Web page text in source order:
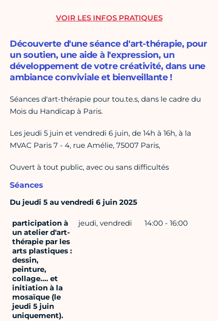
Découverte d'une séance d'art-thérapie, pour
un soutien, une aide à l'expression, un
développement de votre créativité, dans une
ambiance conviviale et bienveillante !
Séances d'art-thérapie pour tou.te.s, dans le cadre du
Mois du Handicap à Paris.
Les jeudi 5 juin et vendredi 6 juin, de 14h à 16h, à la
MVAC Paris 7 - 4, rue Amélie, 75007 Paris,
Ouvert à tout public, avec ou sans difficultés
Séances
Du jeudi 5 au vendredi 6 juin 2025
participation à
un atelier d'art-
thérapie par les
arts plastiques :
dessin,
peinture,
collage.... et
initiation à la
mosaïque (le
jeudi 5 juin
uniquement).
jeudi, vendredi 14:00 - 16:00
VOIR LES INFOS PRATIQUES